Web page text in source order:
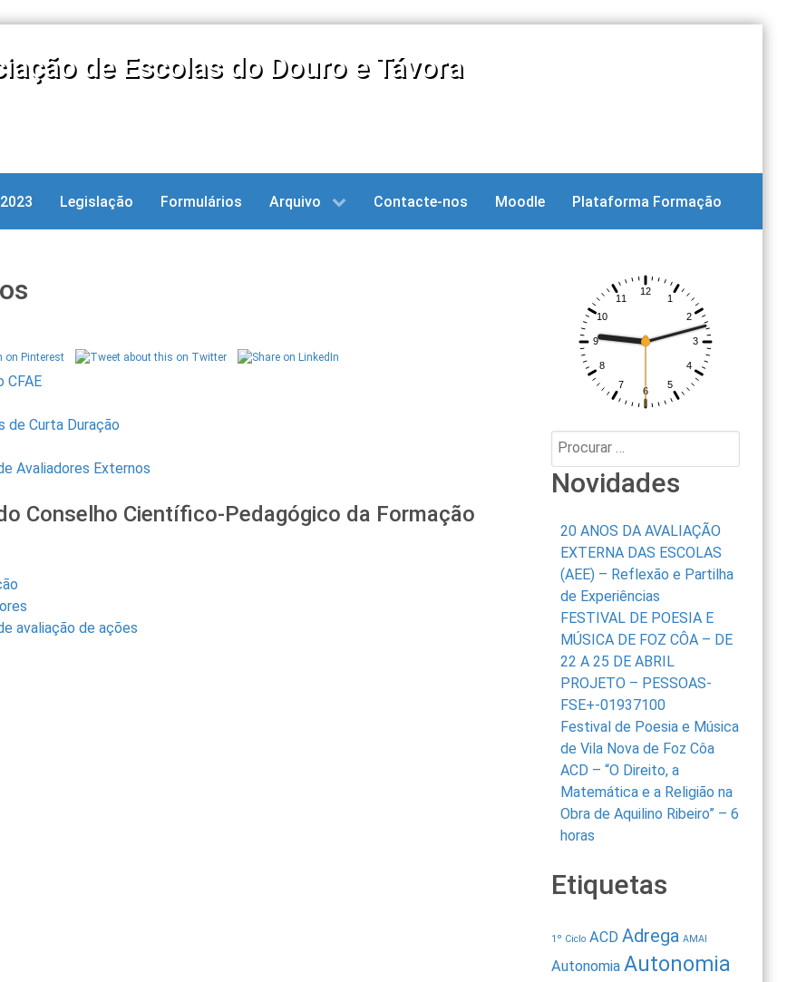
de Escolas do Douro e Távora
Legislação Formulários Arquivo Contacte-nos Moodle Plataforma Formação
CFAE
de Curta Duração
Avaliadores Externos
Conselho Científico-Pedagógico da Formação
avaliação de ações
Procurar:
Novidades
20 ANOS DA AVALIAÇÃO
EXTERNA DAS ESCOLAS
(AEE) – Reflexão e Partilha
de Experiências
FESTIVAL DE POESIA E
MÚSICA DE FOZ CÔA – DE
22 A 25 DE ABRIL
PROJETO – PESSOAS-
FSE+-01937100
Festival de Poesia e Música
de Vila Nova de Foz Côa
ACD – “O Direito, a
Matemática e a Religião na
Obra de Aquilino Ribeiro” – 6
horas
Etiquetas
1º Ciclo ACD Adrega AMAI
Autonomia Autonomia